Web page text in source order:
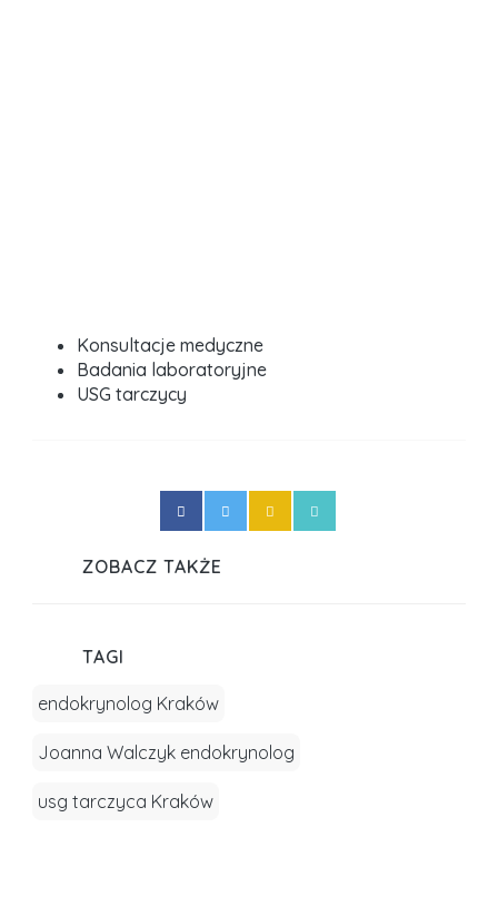
Konsultacje medyczne
Badania laboratoryjne
USG tarczycy
ZOBACZ TAKŻE
Cennik - endokrynologia
TAGI
endokrynolog Kraków
Joanna Walczyk endokrynolog
usg tarczyca Kraków